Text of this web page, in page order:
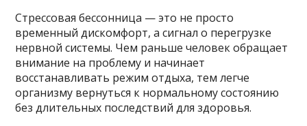
Стрессовая бессонница — это не просто
временный дискомфорт, а сигнал о перегрузке
нервной системы. Чем раньше человек обращает
внимание на проблему и начинает
восстанавливать режим отдыха, тем легче
организму вернуться к нормальному состоянию
без длительных последствий для здоровья.